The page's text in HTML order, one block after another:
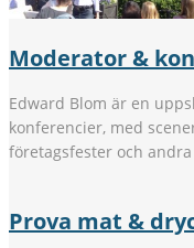
Moderator &
Edward Blom är en
konferencier, med
företagsfester och
Prova mat &